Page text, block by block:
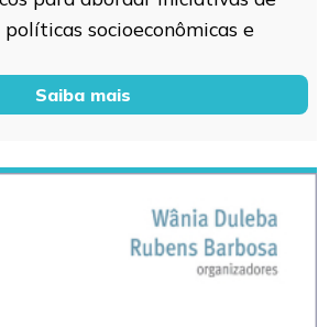
socioeconômicas e
Saiba mais